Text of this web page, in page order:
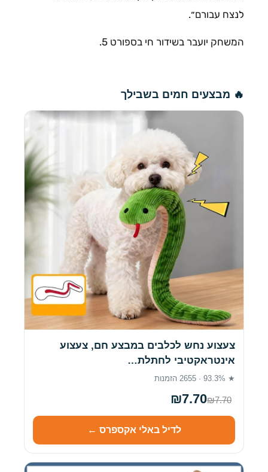
לנצח עבורם״.
המשחק יועבר בשידור חי בספורט 5.
🔥 מבצעים חמים בשבילך
צעצוע נחש לכלבים במבצע חם, צעצוע
אינטראקטיבי לחתלת…
★ 93.3% · 2655 הזמנות
₪7.70₪7.70
לדיל באלי אקספרס ←